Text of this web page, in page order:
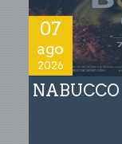
07
ago
2026
NABUCCO